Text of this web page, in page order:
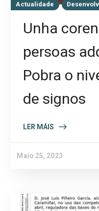
Actualidade
Unha
persoas
Pobra o
de signos
LER MÁIS
Maio 25, 2023